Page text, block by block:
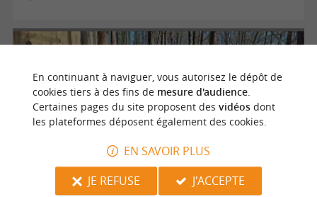
Été Actif : cani-rando
En continuant à naviguer, vous autorisez le dépôt de
cookies tiers à des fins de mesure d'audience.
Certaines pages du site proposent des vidéosdont
les plateformes déposent également des cookies.
EN SAVOIR PLUS
JE REFUSE
J'ACCEPTE